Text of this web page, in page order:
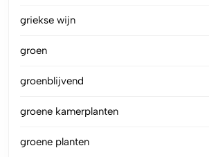
griekse wijn
groen
groenblijvend
groene kamerplanten
groene planten